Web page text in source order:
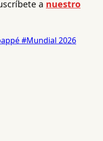
a nuestro
#Mundial 2026